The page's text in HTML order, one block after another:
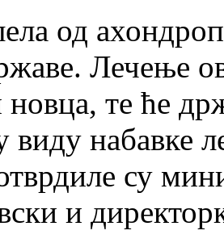
од
Лечење
те ће
набавке
су
и